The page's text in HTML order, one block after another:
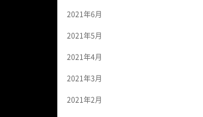
2021年6月
2021年5月
2021年4月
2021年3月
2021年2月